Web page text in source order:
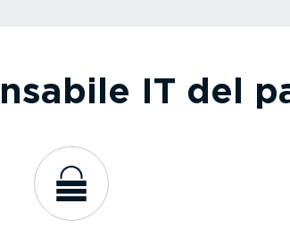
IT del